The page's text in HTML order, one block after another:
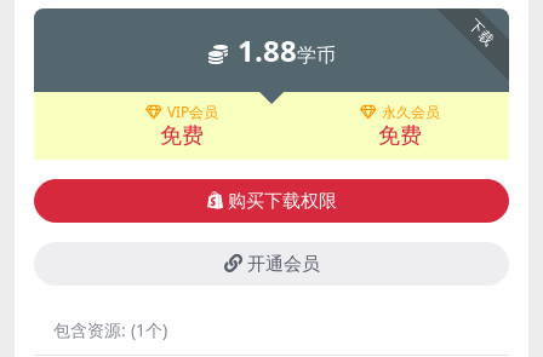
下载
1.88学币
VIP会员
免费
永久会员
免费
购买下载权限
开通会员
包含资源: (1个)